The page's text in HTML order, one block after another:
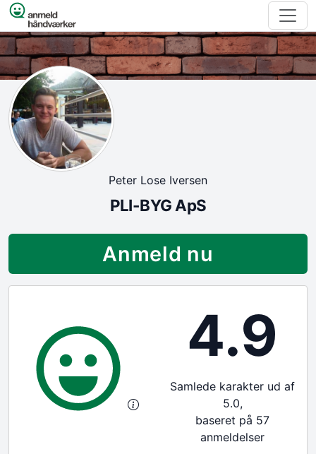
Spring til indhold
Peter Lose Iversen
PLI-BYG ApS
Anmeld nu
4.9
Samlede karakter ud af
5.0,
baseret på 57
anmeldelser